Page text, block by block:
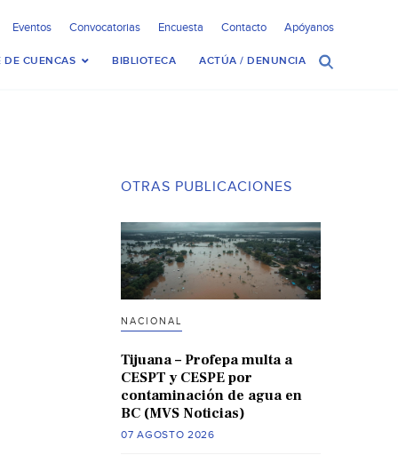
Eventos Convocatorias Encuesta Contacto Apóyanos
DE CUENCAS BIBLIOTECA ACTÚA / DENUNCIA
OTRAS PUBLICACIONES
NACIONAL
Tijuana – Profepa multa a
CESPT y CESPE por
contaminación de agua en
BC (MVS Noticias)
07 AGOSTO 2026